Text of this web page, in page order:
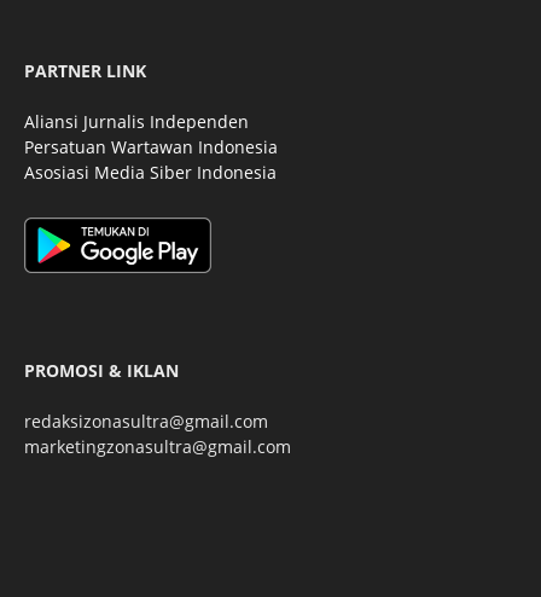
PARTNER LINK
Aliansi Jurnalis Independen
Persatuan Wartawan Indonesia
Asosiasi Media Siber Indonesia
PROMOSI & IKLAN
redaksizonasultra@gmail.com
marketingzonasultra@gmail.com